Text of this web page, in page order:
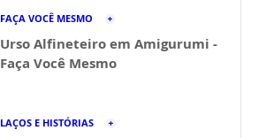
FAÇA VOCÊ MESMO
Urso Alfineteiro em Amigurumi -
Faça Você Mesmo
LAÇOS E HISTÓRIAS